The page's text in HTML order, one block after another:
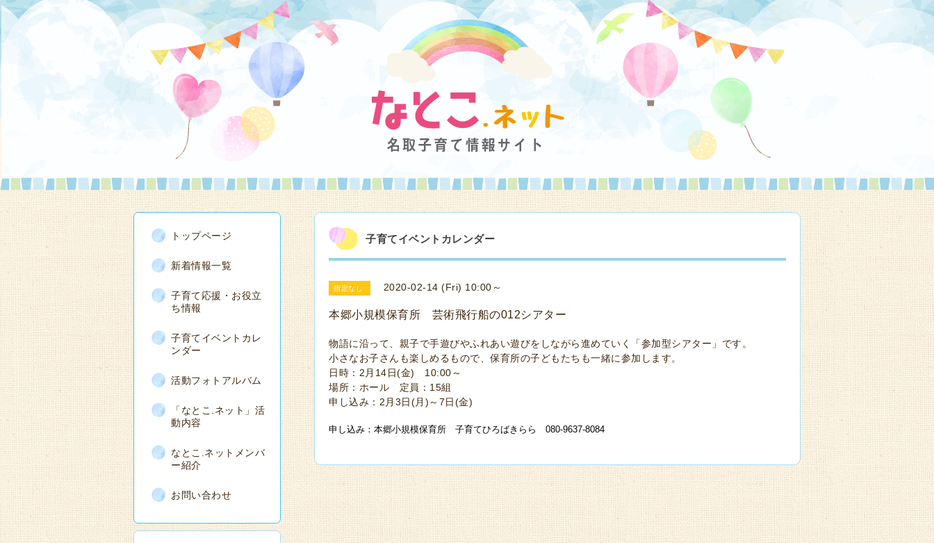
子育てイベントカレンダー
指定なし 2020-02-14 (Fri) 10:00～
本郷小規模保育所 芸術飛行船の012シアター
物語に沿って、親子で手遊びやふれあい遊びをしながら進めていく「参加型シアター」です。
小さなお子さんも楽しめるもので、保育所の子どもたちも一緒に参加します。
日時：2月14日(金) 10:00～
場所：ホール 定員：15組
申し込み：2月3日(月)～7日(金)
申し込み：本郷小規模保育所 子育てひろばきらら 080-9637-8084
トップページ
新着情報一覧
子育て応援・お役立
ち情報
子育てイベントカレ
ンダー
活動フォトアルバム
「なとこ.ネット」活
動内容
なとこ.ネットメンバ
ー紹介
お問い合わせ